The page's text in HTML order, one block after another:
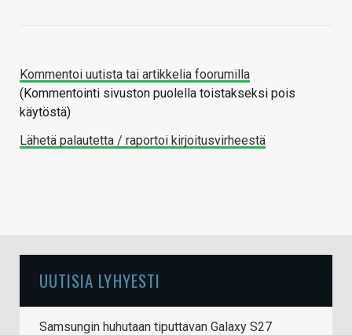
Kommentoi uutista tai artikkelia foorumilla
(Kommentointi sivuston puolella toistakseksi pois
käytöstä)
Lähetä palautetta / raportoi kirjoitusvirheestä
UUTISIA LYHYESTI
Samsungin huhutaan tiputtavan Galaxy S27